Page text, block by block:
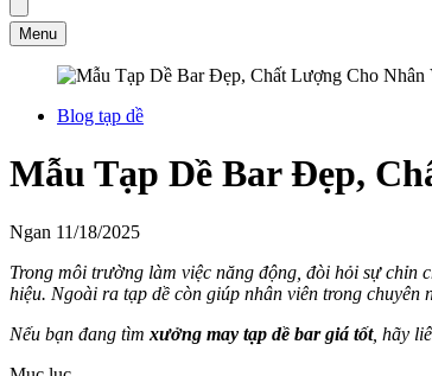
Menu
Blog tạp dề
Mẫu Tạp Dề Bar Đẹp,
Ngan 11/18/2025
Trong môi trường làm việc năng động, đòi hỏi sự chỉn
hiệu. Ngoài ra tạp dề còn giúp nhân viên trong chuyên
Nếu bạn đang tìm xưởng may tạp dề bar giá tốt, hãy